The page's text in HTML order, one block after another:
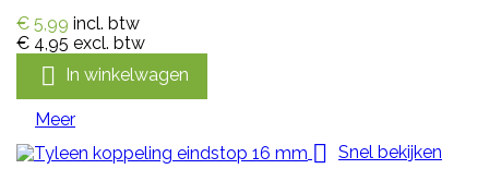
€ 5,99 incl. btw
€ 4,95 excl. btw
 In winkelwagen
Meer
 Snel bekijken